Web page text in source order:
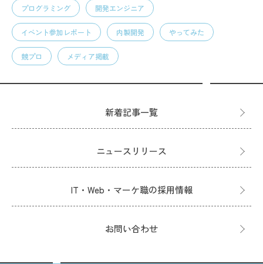
プログラミング 開発エンジニア
イベント参加レポート 内製開発 やってみた
競プロ メディア掲載
新着記事一覧
ニュースリリース
IT・Web・マーケ職の採用情報
お問い合わせ